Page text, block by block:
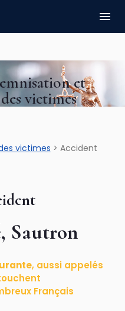
menu
et
victimes
victimes > Accident
Sautron
, aussi appelés
Français